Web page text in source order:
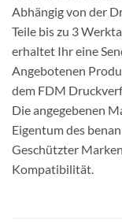
Abhängig von der
Teile bis zu 3
erhaltet Ihr eine
Angebotenen
dem FDM
Die angegebenen
Eigentum des
Geschützter
Kompatibilität.